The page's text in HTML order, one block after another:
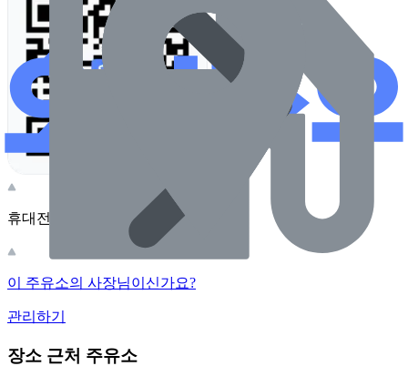
휴대전화 카메라로 찍어보세요
이 주유소의 사장님이신가요?
관리하기
장소 근처 주유소